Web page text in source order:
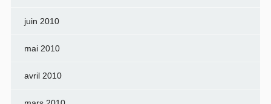
juin 2010
mai 2010
avril 2010